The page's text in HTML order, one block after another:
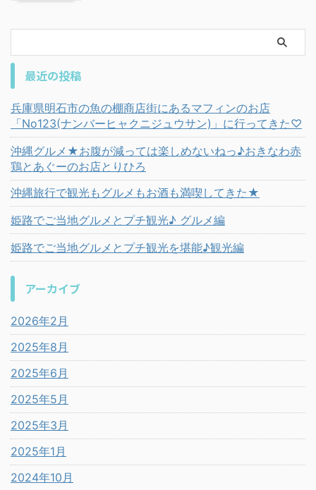
最近の投稿
兵庫県明石市の魚の棚商店街にあるマフィンのお店
「No123(ナンバーヒャクニジュウサン)」に行ってきた♡
沖縄グルメ★お腹が減っては楽しめないねっ♪おきなわ赤
鶏とあぐーのお店とりひろ
沖縄旅行で観光もグルメもお酒も満喫してきた★
姫路でご当地グルメとプチ観光♪ グルメ編
姫路でご当地グルメとプチ観光を堪能♪観光編
アーカイブ
2026年2月
2025年8月
2025年6月
2025年5月
2025年3月
2025年1月
2024年10月